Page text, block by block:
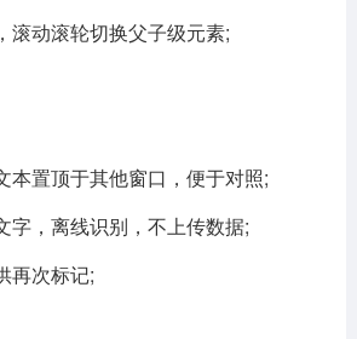
滚动滚轮切换父子级元素;
本置顶于其他窗口，便于对照;
字，离线识别，不上传数据;
再次标记;